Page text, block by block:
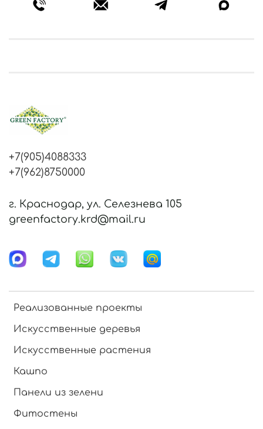
Верхний диаметр кашпо - д-38 см.
Реализованные проекты
Искусственные деревья
Искусственные растения
Кашпо
Панели из зелени
Фитостены
+7(905)4088333
+7(962)8750000
г. Краснодар, ул. Селезнева 105
greenfactory.krd@mail.ru